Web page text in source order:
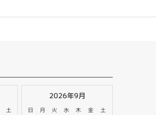
土
2026年9月
日 月 火 水 木 金
土